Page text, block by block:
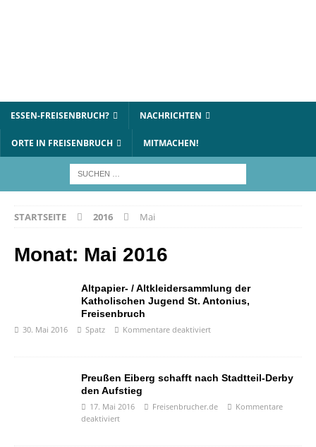
ESSEN-FREISENBRUCH? NACHRICHTEN
ORTE IN FREISENBRUCH MITMACHEN!
STARTSEITE 2016 Mai
Monat: Mai 2016
Altpapier- / Altkleidersammlung der
Katholischen Jugend St. Antonius,
Freisenbruch
30. Mai 2016 Spatz Kommentare deaktiviert
Preußen Eiberg schafft nach Stadtteil-Derby
den Aufstieg
17. Mai 2016 Freisenbrucher.de
Kommentare
deaktiviert